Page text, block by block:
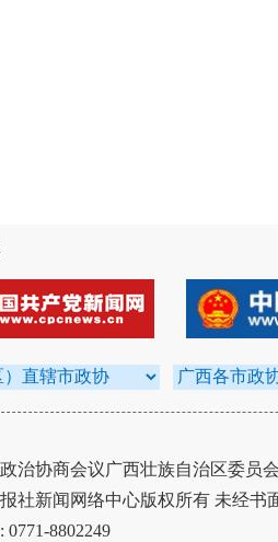
治协商会议广西壮族自治区委员
社新闻网络中心版权所有 未经书
0771-8802249